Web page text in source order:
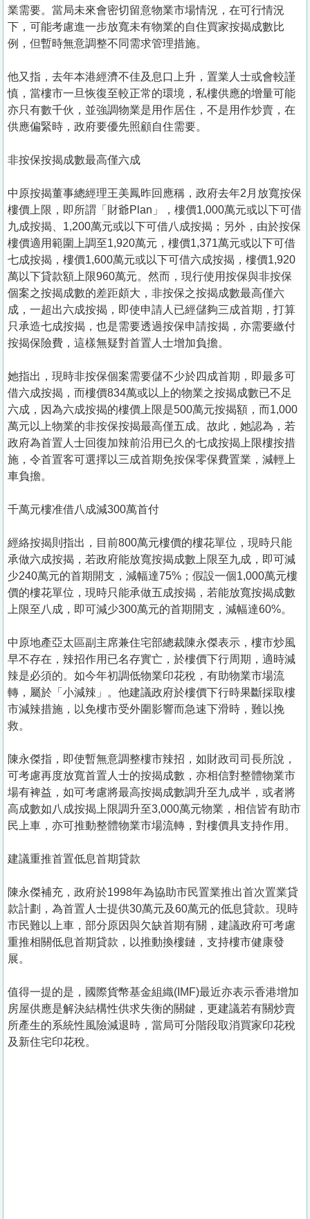
業需要。當局未來會密切留意物業市場情況，在可行情況
下，可能考慮進一步放寬未有物業的自住買家按揭成數比
例，但暫時無意調整不同需求管理措施。
他又指，去年本港經濟不佳及息口上升，置業人士或會較謹
慎，當樓市一旦恢復至較正常的環境，私樓供應的增量可能
亦只有數千伙，並強調物業是用作居住，不是用作炒賣，在
供應偏緊時，政府要優先照顧自住需要。
非按保按揭成數最高僅六成
中原按揭董事總經理王美鳳昨回應稱，政府去年2月放寬按保
樓價上限，即所謂「財爺Plan」，樓價1,000萬元或以下可借
九成按揭、1,200萬元或以下可借八成按揭；另外，由於按保
樓價適用範圍上調至1,920萬元，樓價1,371萬元或以下可借
七成按揭，樓價1,600萬元或以下可借六成按揭，樓價1,920
萬以下貸款額上限960萬元。然而，現行使用按保與非按保
個案之按揭成數的差距頗大，非按保之按揭成數最高僅六
成，一超出六成按揭，即使申請人已經儲夠三成首期，打算
只承造七成按揭，也是需要透過按保申請按揭，亦需要繳付
按揭保險費，這樣無疑對首置人士增加負擔。
她指出，現時非按保個案需要儲不少於四成首期，即最多可
借六成按揭，而樓價834萬或以上的物業之按揭成數已不足
六成，因為六成按揭的樓價上限是500萬元按揭額，而1,000
萬元以上物業的非按保按揭最高僅五成。故此，她認為，若
政府為首置人士回復加辣前沿用已久的七成按揭上限樓按措
施，令首置客可選擇以三成首期免按保零保費置業，減輕上
車負擔。
千萬元樓准借八成減300萬首付
經絡按揭則指出，目前800萬元樓價的樓花單位，現時只能
承做六成按揭，若政府能放寬按揭成數上限至九成，即可減
少240萬元的首期開支，減幅達75%；假設一個1,000萬元樓
價的樓花單位，現時只能承做五成按揭，若能放寬按揭成數
上限至八成，即可減少300萬元的首期開支，減幅達60%。
中原地產亞太區副主席兼住宅部總裁陳永傑表示，樓市炒風
早不存在，辣招作用已名存實亡，於樓價下行周期，適時減
辣是必須的。如今年初調低物業印花稅，有助物業市場流
轉，屬於「小減辣」。他建議政府於樓價下行時果斷採取樓
市減辣措施，以免樓市受外圍影響而急速下滑時，難以挽
救。
陳永傑指，即使暫無意調整樓市辣招，如財政司司長所說，
可考慮再度放寬首置人士的按揭成數，亦相信對整體物業市
場有裨益，如可考慮將最高按揭成數調升至九成半，或者將
高成數如八成按揭上限調升至3,000萬元物業，相信皆有助市
民上車，亦可推動整體物業市場流轉，對樓價具支持作用。
建議重推首置低息首期貸款
陳永傑補充，政府於1998年為協助市民置業推出首次置業貸
款計劃，為首置人士提供30萬元及60萬元的低息貸款。現時
市民難以上車，部分原因與欠缺首期有關，建議政府可考慮
重推相關低息首期貸款，以推動換樓鏈，支持樓市健康發
展。
值得一提的是，國際貨幣基金組織(IMF)最近亦表示香港增加
房屋供應是解決結構性供求失衡的關鍵，更建議若有關炒賣
所產生的系統性風險減退時，當局可分階段取消買家印花稅
及新住宅印花稅。